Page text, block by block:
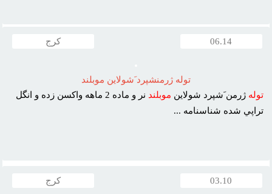
06.14 کرج
توله ژرمنشپرد َشولاين موبلند
توله ژرمن َشپرد شولاين موبلند
نر و ماده 2 ماهه واکسن زده و انگل
تراپي شده شناسنامه ...
03.10 کرج